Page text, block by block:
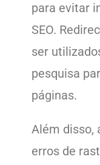
para evitar
SEO.
ser
pesquisa
páginas.
Além disso,
erros de